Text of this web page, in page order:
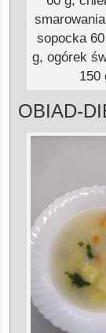
sopocka
g, ogórek
150
OBIAD-